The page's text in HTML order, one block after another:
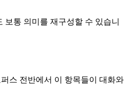
보통 의미를 재구성할 수 있습니
스 전반에서 이 항목들이 대화와